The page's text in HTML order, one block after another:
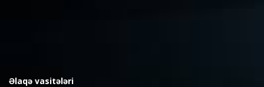
Əlaqə vasitələri